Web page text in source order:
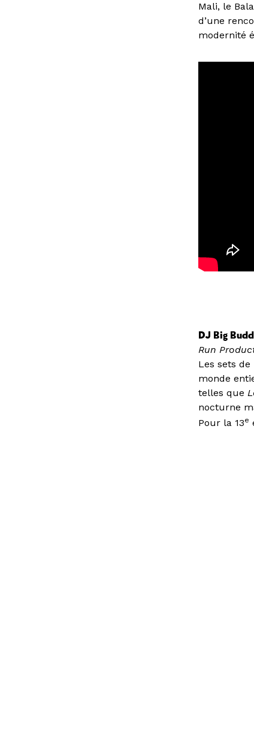
Mali, le
d’une
modernité
DJ Big
Run
Les sets
monde
telles que
nocturne
Pour la 13e